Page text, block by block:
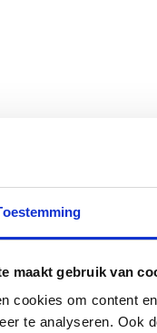
maakt gebruik van
cookies om content
te analyseren. Ook
de low en
op je houtskool
is natuurlijk een
zijn perfect